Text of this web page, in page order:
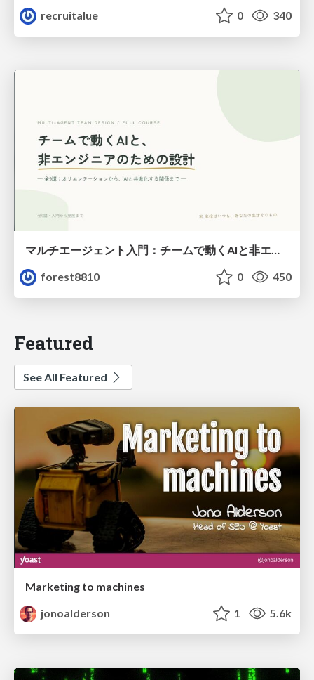
recruitalue
0 340
マルチエージェント入門：チームで動くAIと非エンジニアのための設計（Claude Code）
forest8810
0 450
Featured
See All Featured
Marketing to machines
jonoalderson
1 5.6k